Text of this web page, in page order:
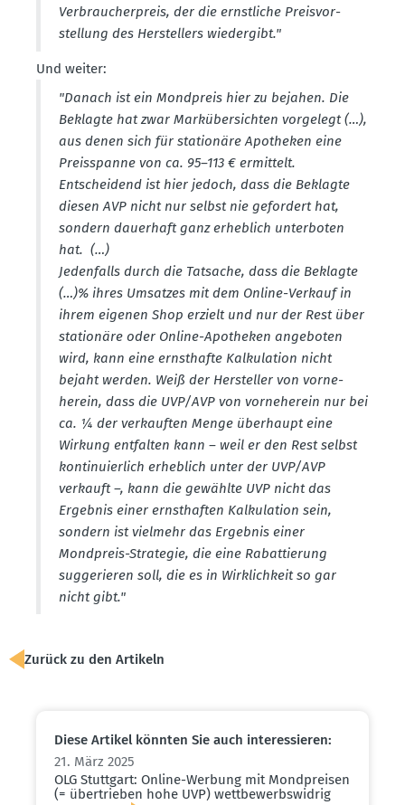
Verbrau­cher­preis, der die ernst­liche Preis­vor­
stellung des Herstellers wiedergibt."
Und weiter:
"Danach ist ein Mondpreis hier zu bejahen. Die
Beklagte hat zwar Marküber­sichten vorgelegt (…),
aus denen sich für stationäre Apotheken eine
Preis­spanne von ca. 95–113 € ermittelt.
Entscheidend ist hier jedoch, dass die Beklagte
diesen AVP nicht nur selbst nie gefordert hat,
sondern dauerhaft ganz erheblich unter­boten
hat. (…)
Jeden­falls durch die Tatsache, dass die Beklagte
(…)% ihres Umsatzes mit dem Online-Verkauf in
ihrem eigenen Shop erzielt und nur der Rest über
stationäre oder Online-Apotheken angeboten
wird, kann eine ernst­hafte Kalku­lation nicht
bejaht werden. Weiß der Hersteller von vorne­
herein, dass die UVP/AVP von vorne­herein nur bei
ca. ¼ der verkauften Menge überhaupt eine
Wirkung entfalten kann – weil er den Rest selbst
konti­nu­ierlich erheblich unter der UVP/AVP
verkauft –, kann die gewählte UVP nicht das
Ergebnis einer ernst­haften Kalku­lation sein,
sondern ist vielmehr das Ergebnis einer
Mondpreis-Strategie, die eine Rabat­tierung
sugge­rieren soll, die es in Wirklichkeit so gar
nicht gibt."
Zurück zu den Artikeln
Diese Artikel könnten Sie auch inter­es­sieren:
21. März 2025
OLG Stuttgart: Online-Werbung mit Mondpreisen
(= übertrieben hohe UVP) wettbe­werbs­widrig